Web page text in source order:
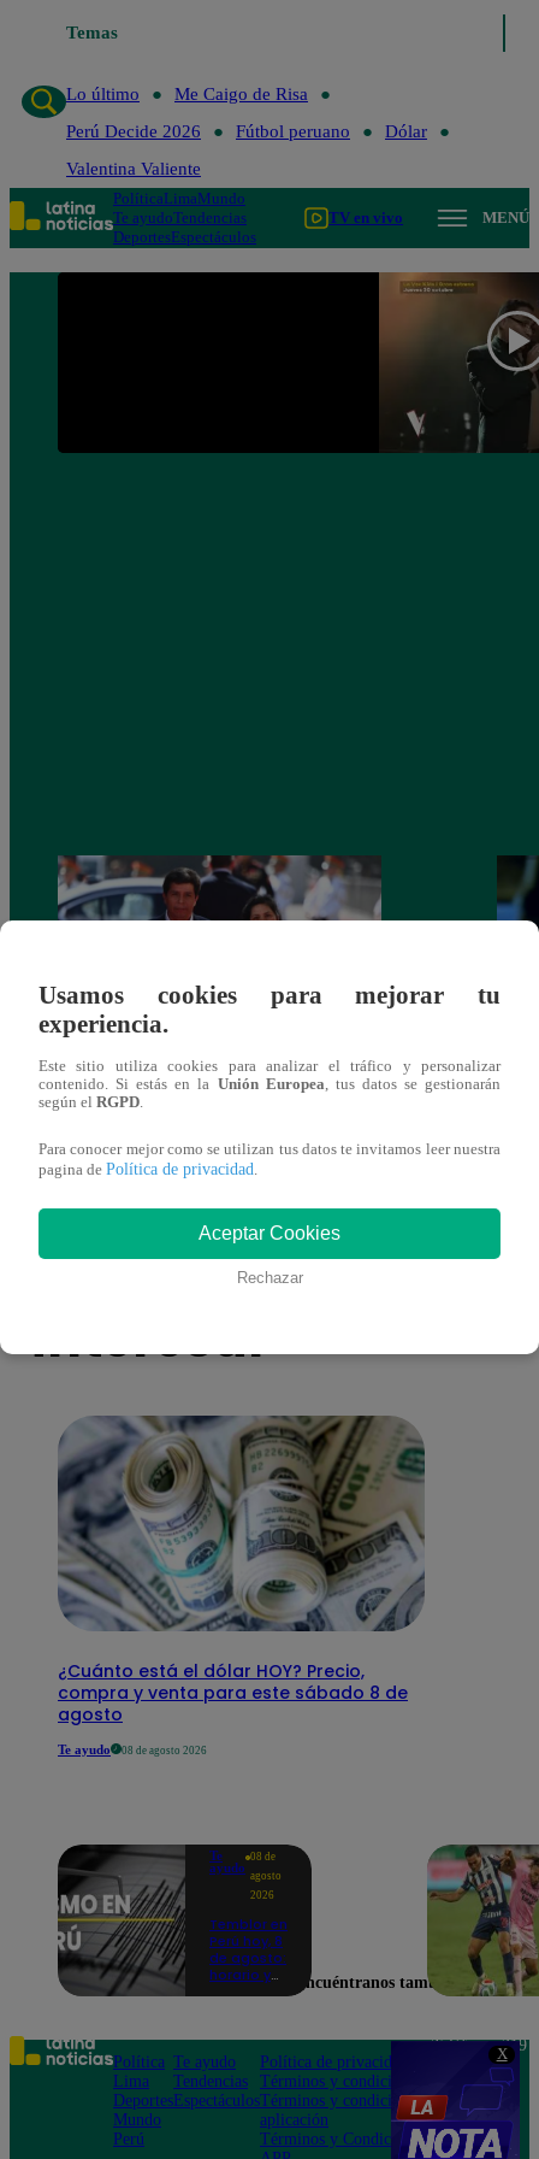
X
Temas
Lo último
Lo último
Me Caigo de Risa
Perú Decide 2026
Fútbol peruano
Dólar
Valentina Valiente
PolíticaLimaMundo
Te ayudoTendencias
DeportesEspectáculos
TV en vivo MENÚ
La Voz Senior – Miércoles 19 de Octubre
del 2022 – Programa completo
También te puede
interesar
¿Cuánto está el dólar HOY? Precio,
compra y venta para este sábado 8 de
agosto
Te ayudo 08 de agosto 2026
Te
ayudo
08 de
agosto
2026
Temblor en
Perú hoy, 8
de agosto:
horario y
según IGP
Usamos cookies para mejorar tu
experiencia.
Este sitio utiliza cookies para analizar el tráfico y personalizar
contenido. Si estás en la Unión Europea , tus datos se gestionarán
según el RGPD
Para conocer mejor como se utilizan tus datos te invitamos leer nuestra
pagina de Política de privacidad
Aceptar Cookies
Rechazar
Encuéntranos también en
Política
Lima
Deportes
Mundo
Perú
Te ayudo
Tendencias
Espectáculos
Política de privacidad
Términos y condiciones
Términos y condiciones
aplicación
Términos y Condiciones
Teléfono: 219
Av. San
Felipe 968
Jesús María